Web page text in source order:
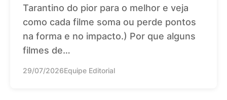
Tarantino do pior para o melhor e veja
como cada filme soma ou perde pontos
na forma e no impacto.) Por que alguns
filmes de…
29/07/2026Equipe Editorial